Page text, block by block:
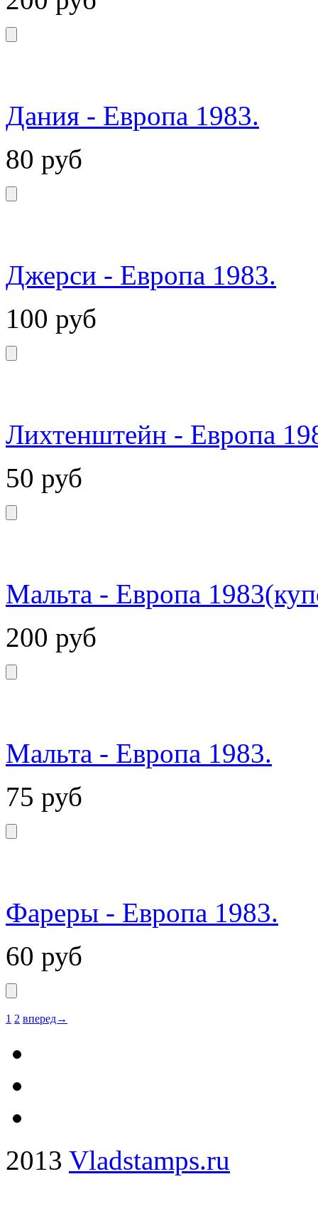
Дания - Европа 1983.
80 руб
Джерси - Европа 1983.
100 руб
Лихтенштейн - Европа
50 руб
Мальта - Европа
200 руб
Мальта - Европа 1983.
75 руб
Фареры - Европа 1983.
60 руб
1 2 вперед→
2013 Vladstamps.ru